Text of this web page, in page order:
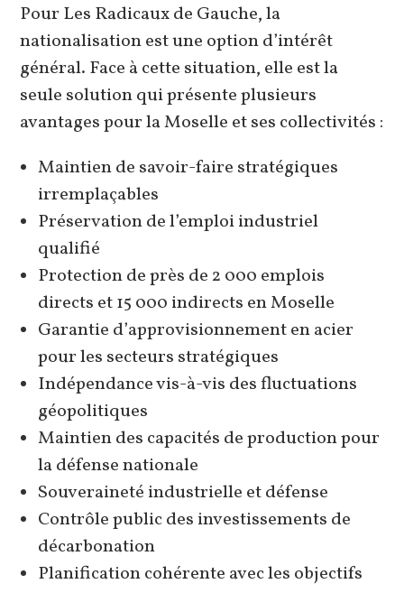
Pour Les Radicaux de Gauche, la
nationalisation est une option d’intérêt
général. Face à cette situation, elle est la
seule solution qui présente plusieurs
avantages pour la Moselle et ses collectivités :
Maintien de savoir-faire stratégiques
irremplaçables
Préservation de l’emploi industriel
qualifié
Protection de près de 2 000 emplois
directs et 15 000 indirects en Moselle
Garantie d’approvisionnement en acier
pour les secteurs stratégiques
Indépendance vis-à-vis des fluctuations
géopolitiques
Maintien des capacités de production pour
la défense nationale
Souveraineté industrielle et défense
Contrôle public des investissements de
décarbonation
Planification cohérente avec les objectifs